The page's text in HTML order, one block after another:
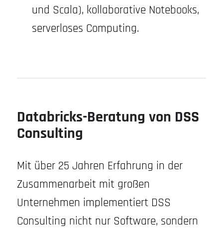
und Scala), kollaborative Notebooks,
serverloses Computing.
Databricks-Beratung von DSS
Consulting
Mit über 25 Jahren Erfahrung in der
Zusammenarbeit mit großen
Unternehmen implementiert DSS
Consulting nicht nur Software, sondern